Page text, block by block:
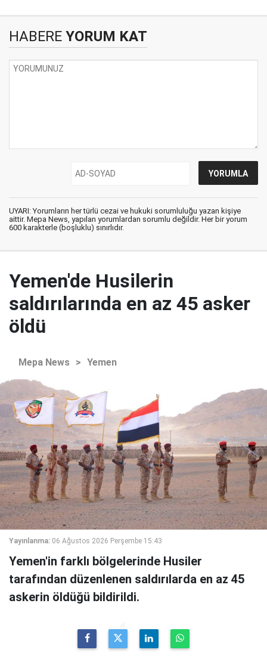
HABERE YORUM KAT
UYARI: Yorumların her türlü cezai ve hukuki sorumluluğu yazan kişiye
aittir. Mepa News, yapılan yorumlardan sorumlu değildir. Her bir yorum
600 karakterle (boşluklu) sınırlıdır.
Yemen'de Husilerin
saldırılarında en az 45 asker
öldü
Mepa News > Yemen
Yayınlanma: 06 Ağustos 2026 Perşembe 15:43
Yemen'in farklı bölgelerinde Husiler
tarafından düzenlenen saldırılarda en az 45
askerin öldüğü bildirildi.